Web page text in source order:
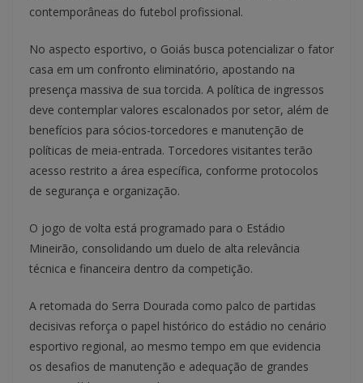
contemporâneas do futebol profissional.
No aspecto esportivo, o Goiás busca potencializar o fator
casa em um confronto eliminatório, apostando na
presença massiva de sua torcida. A política de ingressos
deve contemplar valores escalonados por setor, além de
benefícios para sócios-torcedores e manutenção de
políticas de meia-entrada. Torcedores visitantes terão
acesso restrito a área específica, conforme protocolos
de segurança e organização.
O jogo de volta está programado para o Estádio
Mineirão, consolidando um duelo de alta relevância
técnica e financeira dentro da competição.
A retomada do Serra Dourada como palco de partidas
decisivas reforça o papel histórico do estádio no cenário
esportivo regional, ao mesmo tempo em que evidencia
os desafios de manutenção e adequação de grandes